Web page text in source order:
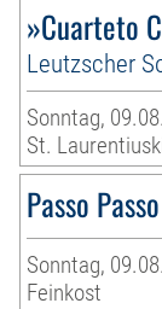
»Cuarteto
Leutzscher
Sonntag,
St.
Passo
Sonntag,
Feinkost